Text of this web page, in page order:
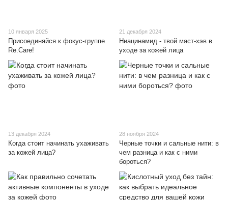
10 января 2025
Присоединяйся к фокус-группе
Re.Care!
21 декабря 2024
Ниацинамид - твой маст-хэв в
уходе за кожей лица
13 декабря 2024
Когда стоит начинать ухаживать
за кожей лица?
28 ноября 2024
Черные точки и сальные нити: в
чем разница и как с ними
бороться?